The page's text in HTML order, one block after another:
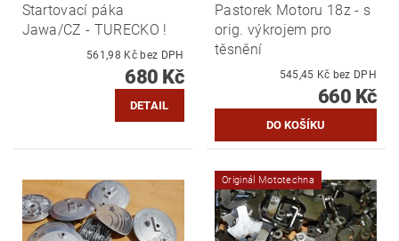
Startovací páka
Jawa/CZ - TURECKO !
561,98 Kč bez DPH
680 Kč
DETAIL
Pastorek Motoru 18z - s
orig. výkrojem pro
těsnění
545,45 Kč bez DPH
660 Kč
Originál Mototechna